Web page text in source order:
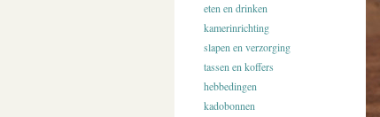
eten en drinken
kamerinrichting
slapen en verzorging
tassen en koffers
hebbedingen
kadobonnen